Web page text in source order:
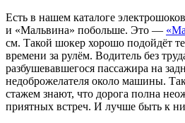
Есть в нашем каталоге
и «Мальвина» побольше. Это —
см. Такой шокер хорошо подойдёт
времени за рулём. Водитель без
разбушевавшегося пассажира на
недоброжелателя около машины.
стажем знают, что дорога полна
приятных встреч. И лучше быть к